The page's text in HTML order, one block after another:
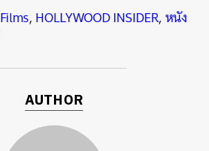
Films,HOLLYWOOD INSIDER,หนัง
AUTHOR